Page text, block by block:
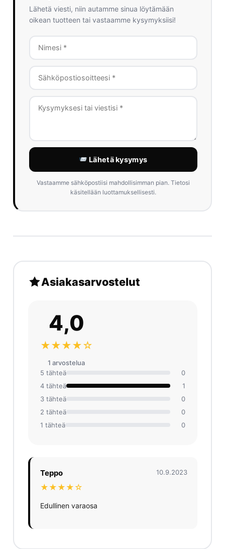
Lähetä viesti, niin autamme sinua löytämään
oikean tuotteen tai vastaamme kysymyksiisi!
Lähetä kysymys
Vastaamme sähköpostiisi mahdollisimman pian. Tietosi
käsitellään luottamuksellisesti.
Asiakasarvostelut
4,0
★★★★☆
1 arvosteluа
5 tähteä
0
4 tähteä
1
3 tähteä
0
2 tähteä
0
1 tähteä
0
Teppo
★★★★☆
10.9.2023
Edullinen varaosa